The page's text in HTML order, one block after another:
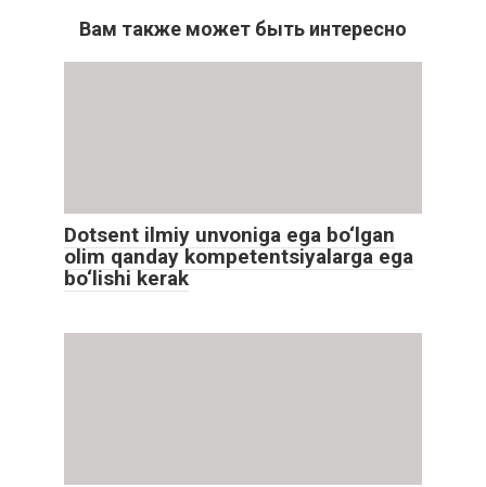
Вам также может быть интересно
Dotsent ilmiy unvoniga ega bo‘lgan
olim qanday kompetentsiyalarga ega
bo‘lishi kerak